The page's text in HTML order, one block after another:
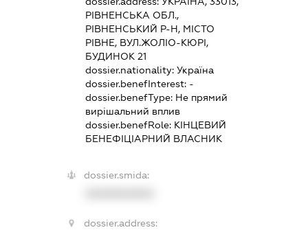
РІВНЕНСЬКА ОБЛ.,
РІВНЕНСЬКИЙ Р-Н, МІСТО
РІВНЕ, ВУЛ.ЖОЛІО-КЮРІ,
БУДИНОК 21
dossier.nationality: Україна
dossier.benefInterest: -
dossier.benefType: Не прямий
вирішальний вплив
dossier.benefRole: КІНЦЕВИЙ
БЕНЕФІЦІАРНИЙ ВЛАСНИК
dossier.smida:
dossier.address: